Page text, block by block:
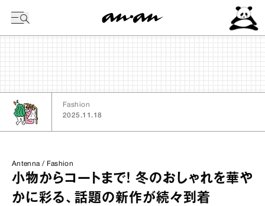
Fashion
2025.11.18
Antenna / Fashion
小物からコートまで！ 冬のおしゃれを華や
かに彩る、話題の新作が続々到着